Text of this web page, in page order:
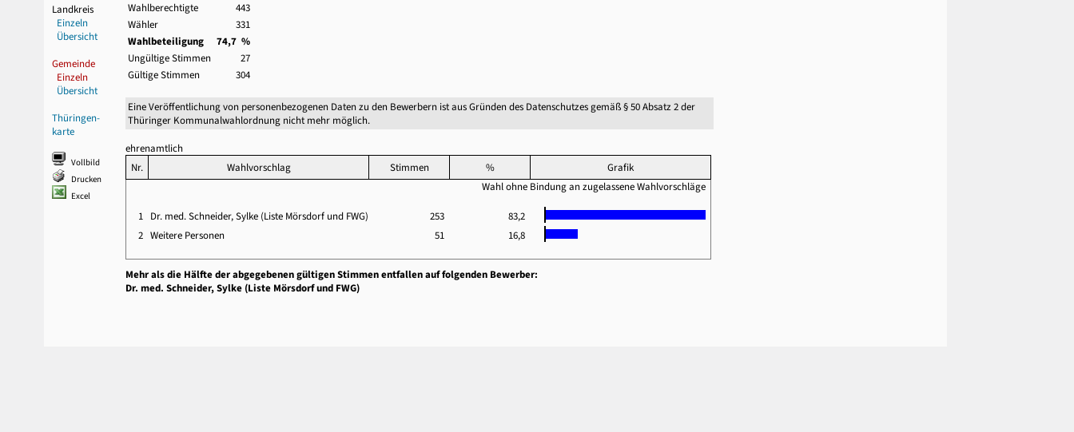
Landkreis
Einzeln
Übersicht
Gemeinde
Einzeln
Übersicht
Thüringen-
karte
Vollbild
Drucken
Excel
Wahlberechtigte
443
Wähler
331
Wahlbeteiligung
74,7 %
Ungültige Stimmen
27
Gültige Stimmen
304
Eine Veröffentlichung von personenbezogenen Daten zu den Bewerbern ist aus Gründen des Datenschutzes gemäß § 50 Absatz 2 der
Thüringer Kommunalwahlordnung nicht mehr möglich.
ehrenamtlich
Nr.
Wahlvorschlag Stimmen %
Grafik
Wahl ohne Bindung an zugelassene Wahlvorschläge
1 Dr. med. Schneider, Sylke (Liste Mörsdorf und FWG) 253
83,2
2 Weitere Personen 51 16,8
Mehr als die Hälfte der abgegebenen gültigen Stimmen entfallen auf folgenden Bewerber:
Dr. med. Schneider, Sylke (Liste Mörsdorf und FWG)